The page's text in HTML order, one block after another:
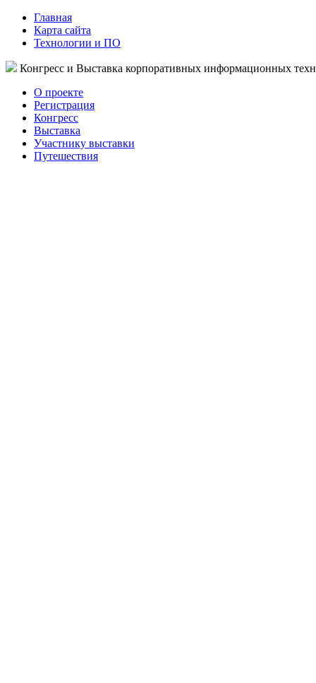
Главная
Карта сайта
Технологии и ПО
Конгресс и Выставка корпоративных информационных
О проекте
Регистрация
Конгресс
Выставка
Участнику выставки
Путешествия